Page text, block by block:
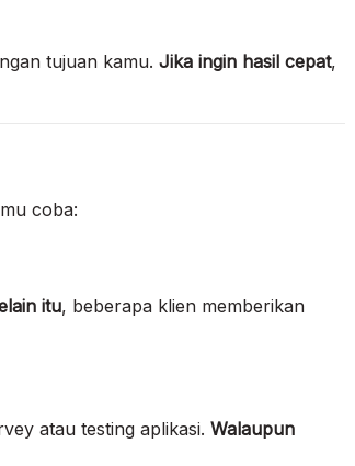
tujuan kamu. Jika ingin hasil cepat,
coba:
itu, beberapa klien memberikan
atau testing aplikasi. Walaupun